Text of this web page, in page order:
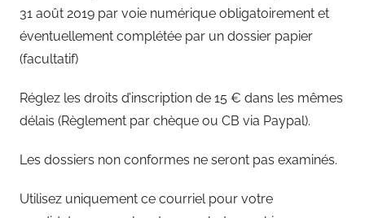
31 août 2019 par voie numérique obligatoirement et
éventuellement complétée par un dossier papier
(facultatif)
Réglez les droits d’inscription de 15 € dans les mêmes
délais (Règlement par chèque ou CB via Paypal).
Les dossiers non conformes ne seront pas examinés.
Utilisez uniquement ce courriel pour votre